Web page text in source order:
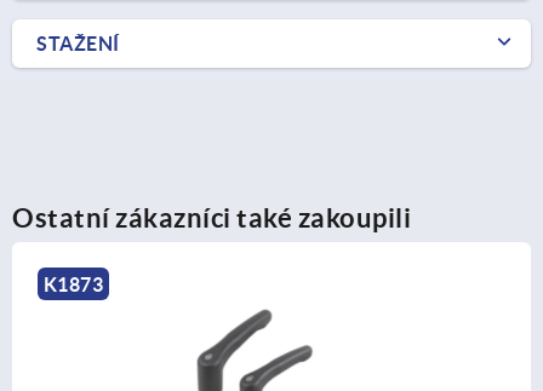
STAŽENÍ
Ostatní zákazníci také zakoupili